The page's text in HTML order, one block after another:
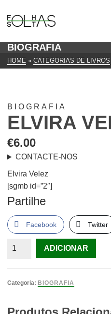
BIOGRAFIA
HOME » CATEGORIAS DE LIVROS
BIOGRAFIA
ELVIRA
€6.00
CONTACTE-NOS
Elvira Velez
[sgmb id=”2″]
Partilhe
Facebook Twitter
Quantidade
Velez
ADICIONAR
Categoria: BIOGRAFIA